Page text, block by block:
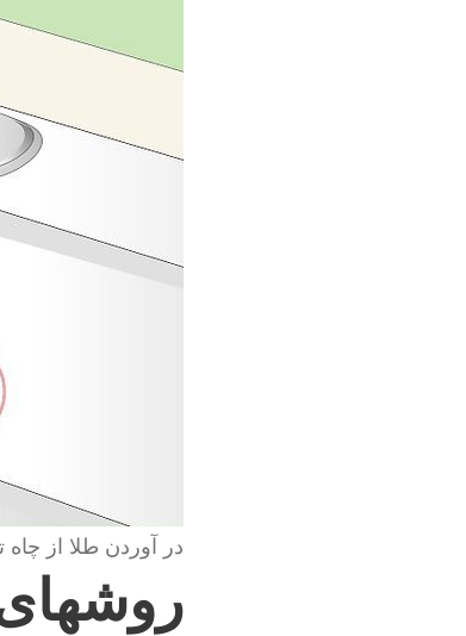
در آوردن طلا از چاه
روشهای